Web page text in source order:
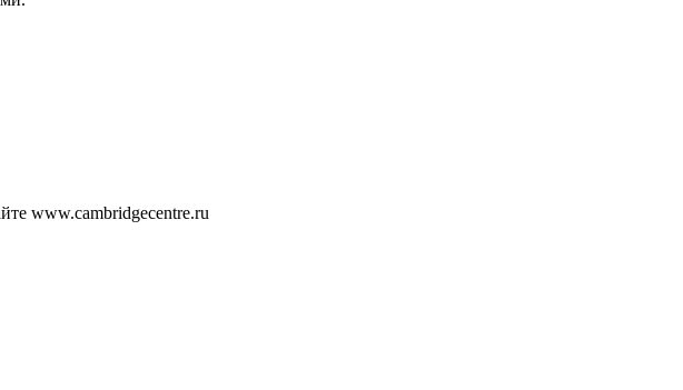
www.cambridgecentre.ru